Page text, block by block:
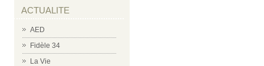
ACTUALITE
AED
Fidèle 34
La Vie